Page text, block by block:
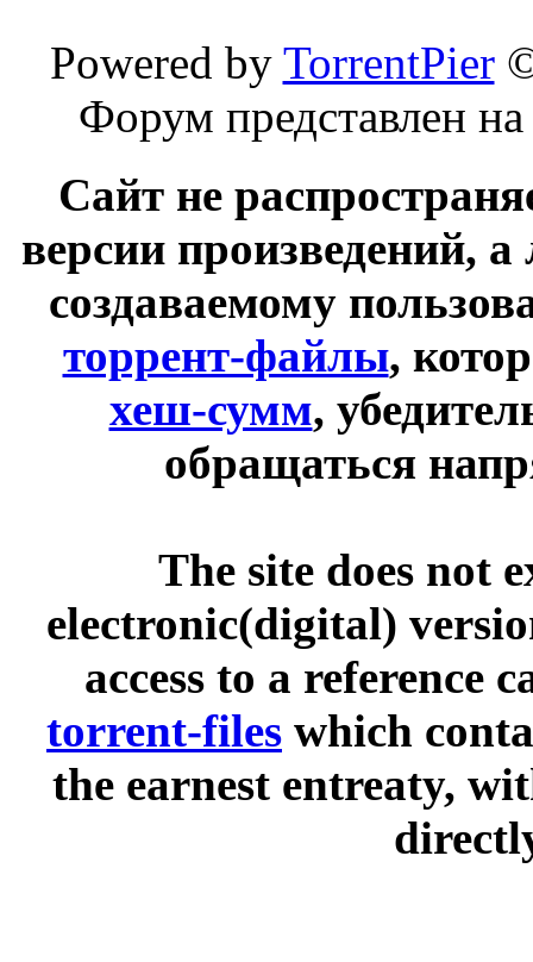
Powered by TorrentPier
Форум представлен
Сайт не
версии произведений,
создаваемому
торрент-файлы,
хеш-сумм,
обращаться
The site does not
electronic(digital)
access to a reference
torrent-files which
the earnest entreaty,